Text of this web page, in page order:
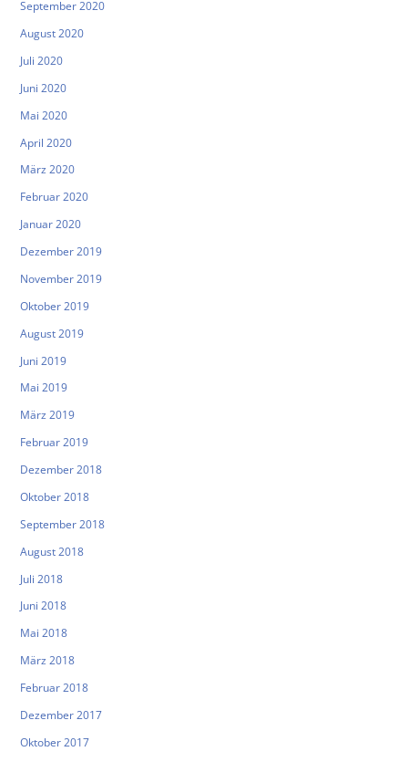
September 2020
August 2020
Juli 2020
Juni 2020
Mai 2020
April 2020
März 2020
Februar 2020
Januar 2020
Dezember 2019
November 2019
Oktober 2019
August 2019
Juni 2019
Mai 2019
März 2019
Februar 2019
Dezember 2018
Oktober 2018
September 2018
August 2018
Juli 2018
Juni 2018
Mai 2018
März 2018
Februar 2018
Dezember 2017
Oktober 2017